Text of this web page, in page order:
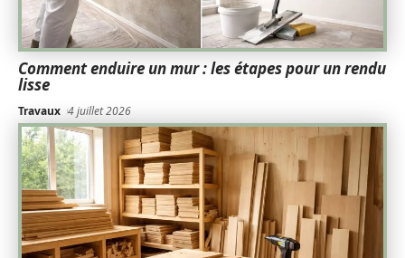
Comment enduire un mur : les étapes pour un rendu
lisse
Travaux 4 juillet 2026